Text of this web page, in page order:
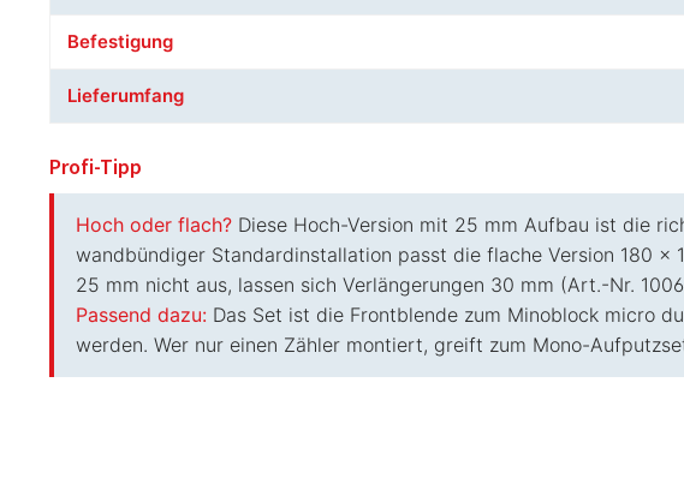
Befestigung
Lieferumfang
Profi-Tipp
Hoch oder flach? Diese Hoch-Version mit 25 mm Aufbau ist die
wandbündiger Standardinstallation passt die flache Version 180 ×
25 mm nicht aus, lassen sich Verlängerungen 30 mm (Art.-Nr.
Passend dazu: Das Set ist die Frontblende zum Minoblock micro
werden. Wer nur einen Zähler montiert, greift zum Mono-